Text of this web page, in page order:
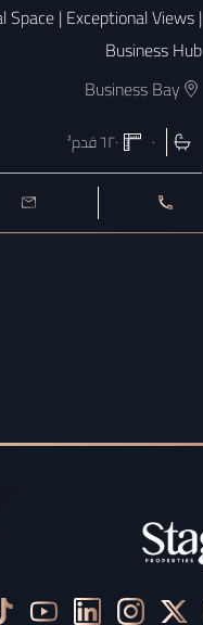
Space | Exceptional Views |
Business Hub
Business Bay
٠ ٦٢٠قدم²